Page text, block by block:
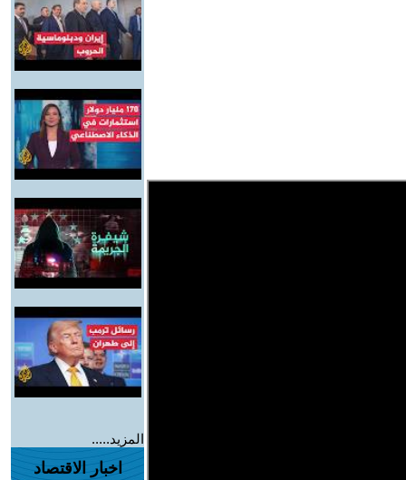
المزيد.....
اخبار الاقتصاد